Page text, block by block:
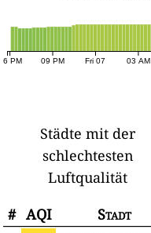
PM 09 PM Fri 07 03 AM
Städte mit der
schlechtesten
Luftqualität
# AQI
Stadt